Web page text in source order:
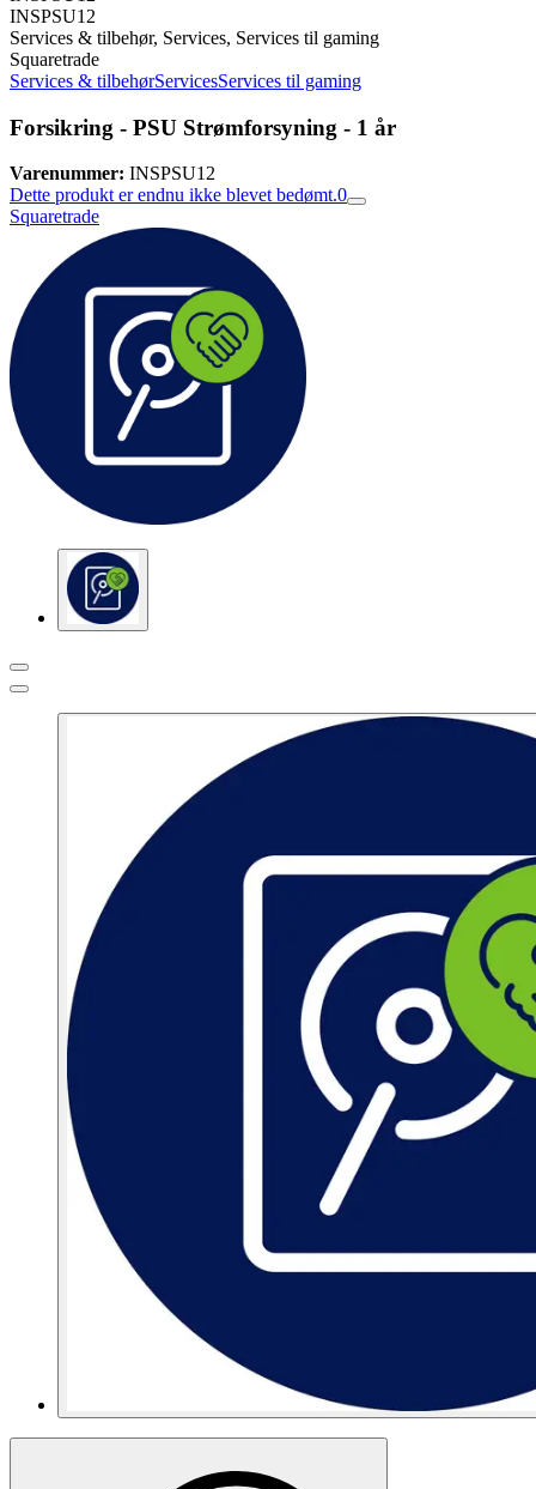
INSPSU12
Services & tilbehør, Services, Services til gaming
Squaretrade
Services & tilbehørServicesServices til gaming
Forsikring - PSU Strømforsyning - 1 år
Varenummer: INSPSU12
Dette produkt er endnu ikke blevet bedømt.0
Squaretrade